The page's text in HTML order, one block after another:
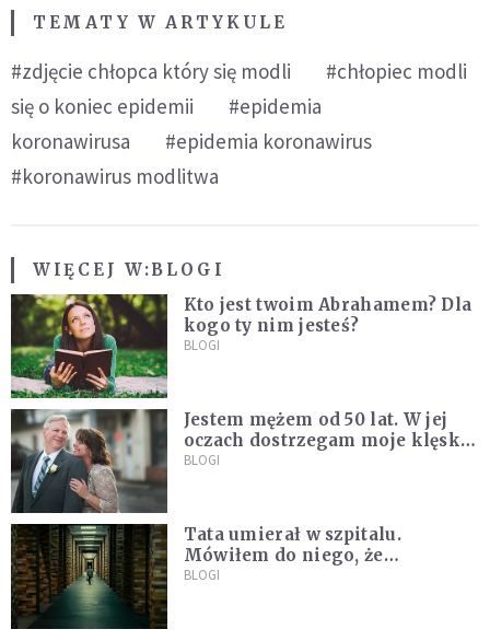
TEMATY W ARTYKULE
#zdjęcie chłopca który się modli
#chłopiec modli
się o koniec epidemii
#epidemia
koronawirusa
#epidemia koronawirus
#koronawirus modlitwa
WIĘCEJ W:BLOGI
Kto jest twoim Abrahamem? Dla
kogo ty nim jesteś?
BLOGI
Jestem mężem od 50 lat. W jej
oczach dostrzegam moje klęski i
zwycięstwa
BLOGI
Tata umierał w szpitalu.
Mówiłem do niego, że
pozwalam mu odejść, żeby się
BLOGI